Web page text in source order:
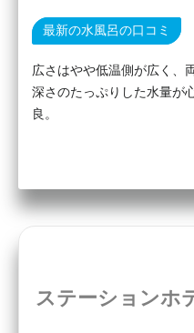
最新の水風呂の口コミ
広さはやや低温側が広く、
深さのたっぷりした水量が
良。
ステーションホ